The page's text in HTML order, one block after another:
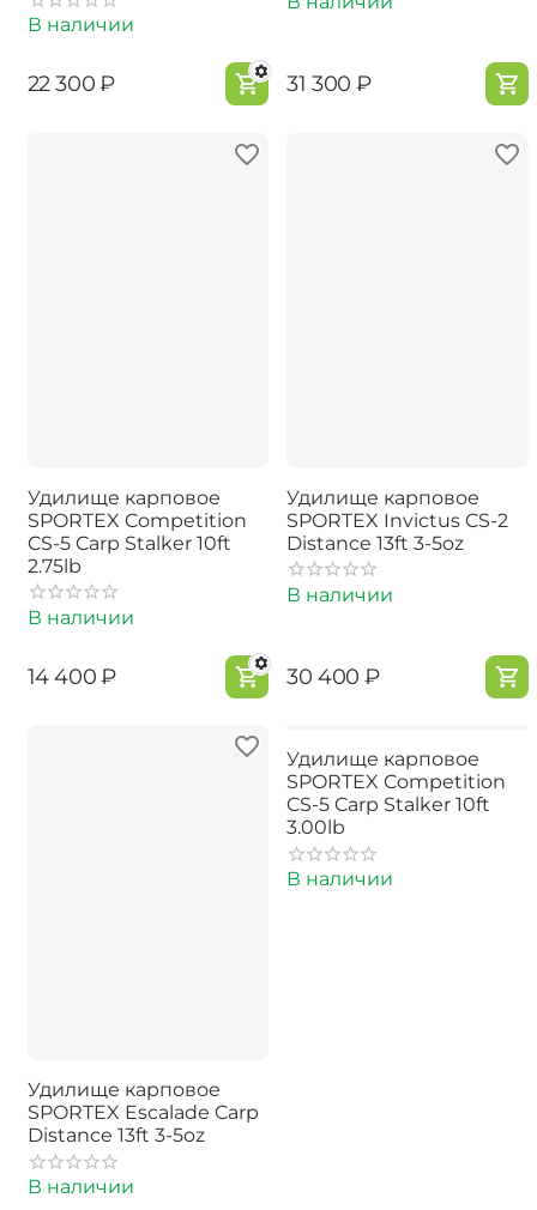
В наличии
‍22 300‍₽ ‍31 300‍ ₽
Удилище карповое
SPORTEX Competition
CS-5 Carp Stalker 10ft
2.75lb
В наличии
‍14 400‍₽
Удилище карповое
SPORTEX Invictus CS-2
Distance 13ft 3-5oz
В наличии
‍30 400‍ ₽
Удилище карповое
SPORTEX Escalade Carp
Distance 13ft 3-5oz
В наличии
Удилище карповое
SPORTEX Competition
CS-5 Carp Stalker 10ft
3.00lb
В наличии